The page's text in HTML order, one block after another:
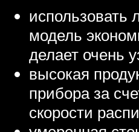
использовать
модель
делает очень
высокая
прибора за
скорости